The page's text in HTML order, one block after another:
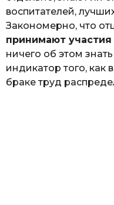
воспитателей,
Закономерно, что
принимают
ничего об этом
индикатор того, как
браке труд